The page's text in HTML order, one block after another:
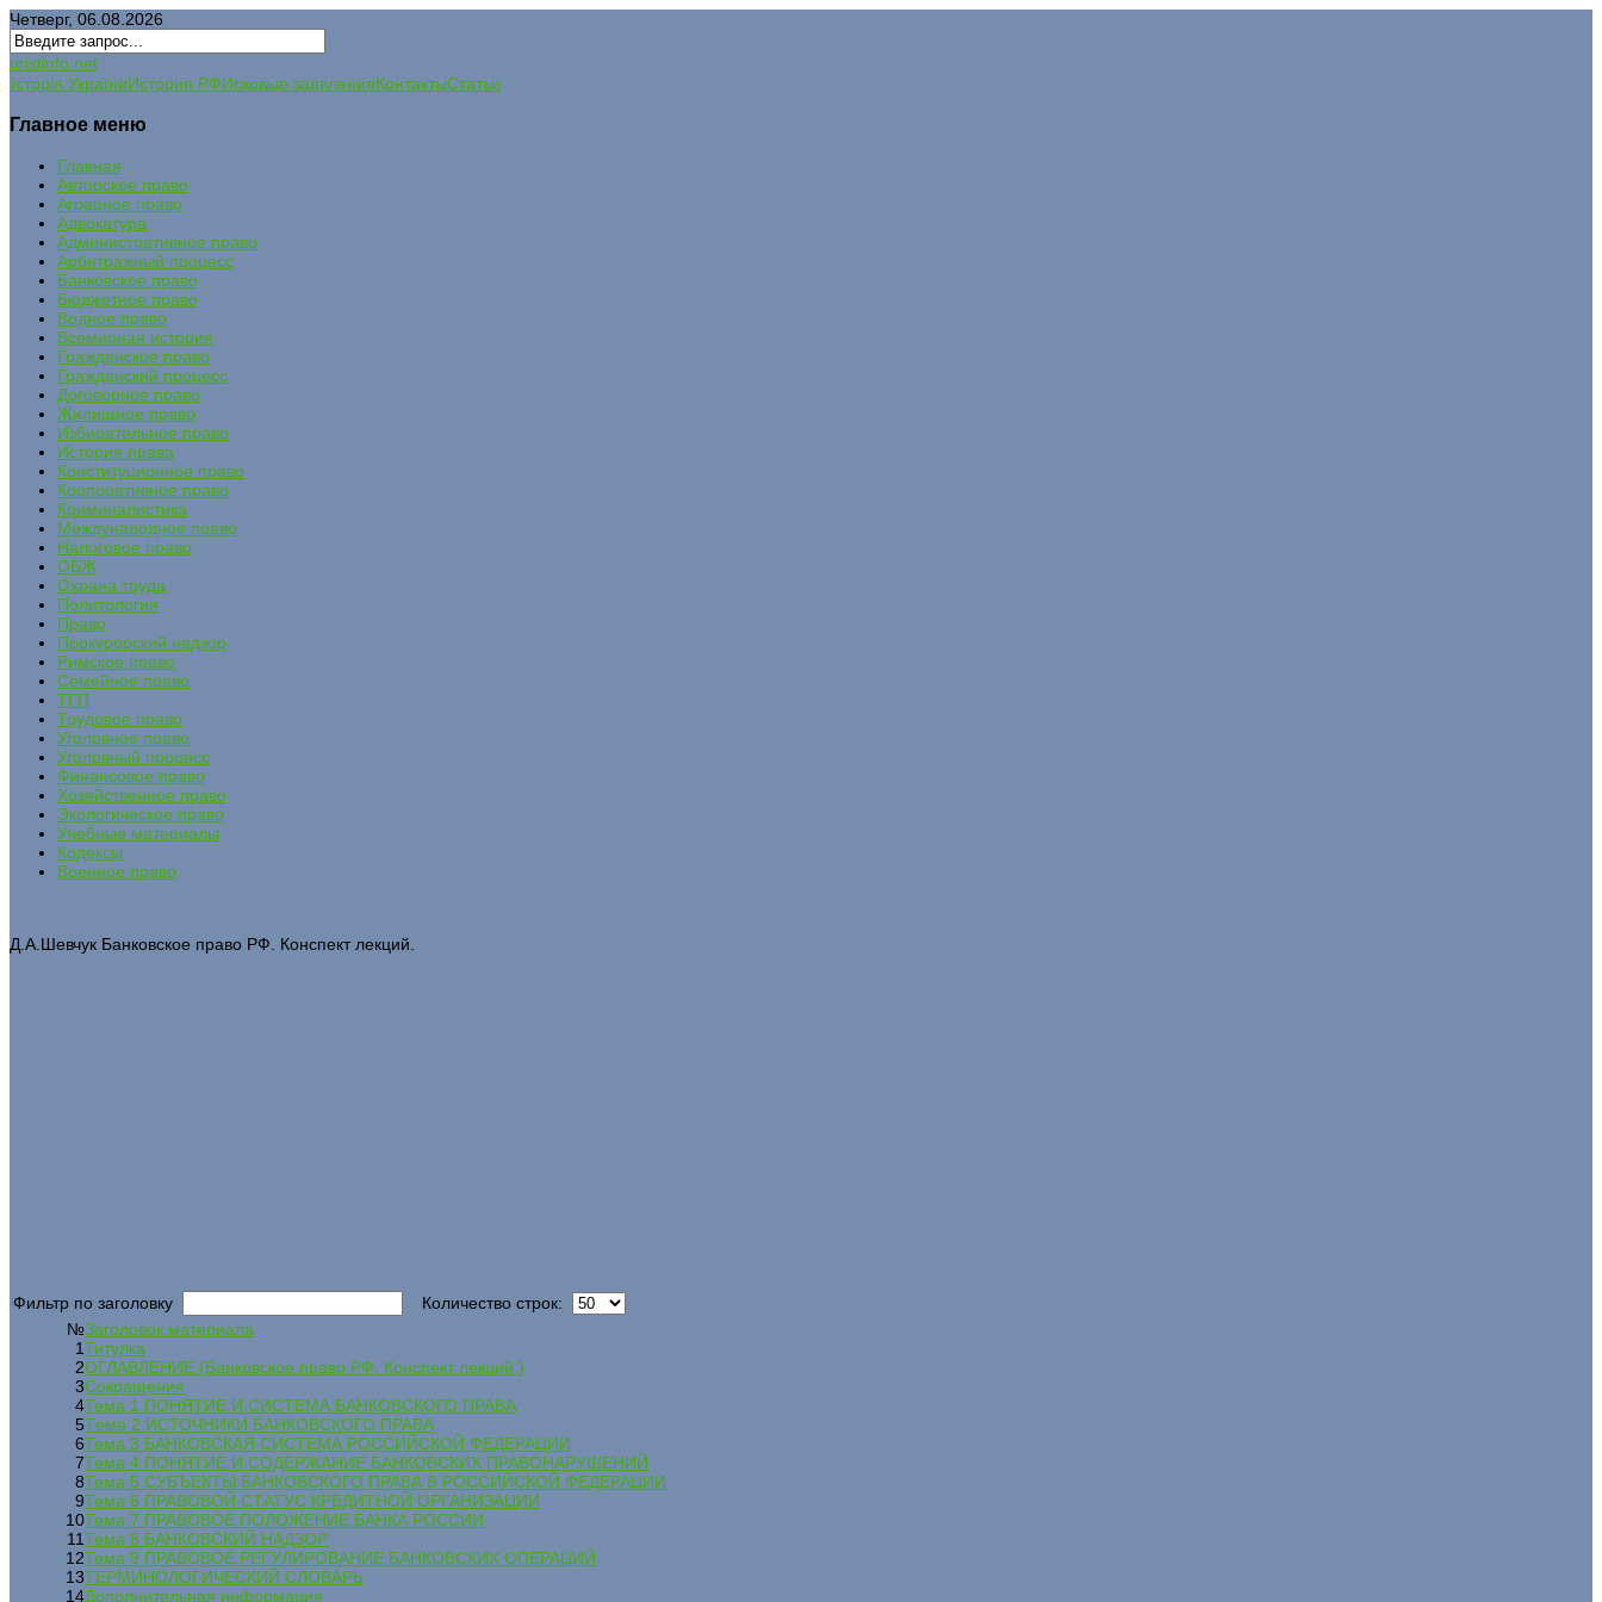
Четверг, 06.08.2026
uristinfo.net
Історія УкраїниИстория РФИсковые заявленияКонтактыСтатьи
Главное меню
Главная
Авторское право
Аграрное право
Адвокатура
Административное право
Арбитражный процесс
Банковское право
Бюджетное право
Водное право
Всемирная история
Гражданское право
Гражданский процесс
Договорное право
Жилищное право
Избирательное право
История права
Конституционное право
Корпоративное право
Криминалистика
Международное право
Налоговое право
ОБЖ
Охрана труда
Политология
Право
Прокурорский надзор
Римское право
Семейное право
ТГП
Трудовое право
Уголовное право
Уголовный процесс
Финансовое право
Хозяйственное право
Экологическое право
Учебные материалы
Кодексы
Военное право
Д.А.Шевчук Банковское право РФ. Конспект лекций.
Фильтр по заголовку
Количество строк:
№Заголовок материала
1Титулка
2ОГЛАВЛЕНИЕ (Банковское право РФ. Конспект лекций.)
3Сокращения
4Тема 1 ПОНЯТИЕ И СИСТЕМА БАНКОВСКОГО ПРАВА
5Tема 2 ИСТОЧНИКИ БАНКОВСКОГО ПРАВА
6Тема 3 БАНКОВСКАЯ СИСТЕМА РОССИЙСКОЙ ФЕДЕРАЦИИ
7Тема 4 ПОНЯТИЕ И СОДЕРЖАНИЕ БАНКОВСКИХ ПРАВОНАРУШЕНИЙ
8Тема 5 СУБЪЕКТЫ БАНКОВСКОГО ПРАВА В РОССИЙСКОЙ ФЕДЕРАЦИИ
9Тема 6 ПРАВОВОЙ СТАТУС КРЕДИТНОЙ ОРГАНИЗАЦИИ
10Тема 7 ПРАВОВОЕ ПОЛОЖЕНИЕ БАНКА РОССИИ
11Тема 8 БАНКОВСКИЙ НАДЗОР
12Тема 9 ПРАВОВОЕ РЕГУЛИРОВАНИЕ БАНКОВСКИХ ОПЕРАЦИЙ
13ТЕРМИНОЛОГИЧЕСКИЙ СЛОВАРЬ
14Дополнительная информация